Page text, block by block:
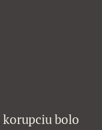
korupciu bolo